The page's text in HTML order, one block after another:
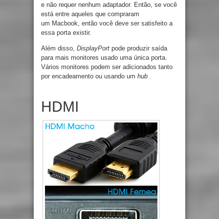
e não requer nenhum adaptador. Então, se você
está entre aqueles que compraram
um Macbook, então você deve ser satisfeito a
essa porta existir.
Além disso, DisplayPort pode produzir saída
para mais monitores usado uma única porta.
Vários monitores podem ser adicionados tanto
por encadeamento ou usando um hub .
HDMI